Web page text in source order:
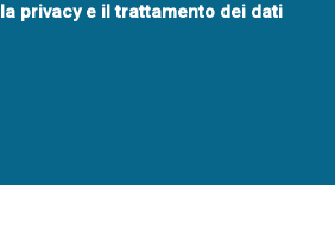
la privacy e il trattamento dei dati